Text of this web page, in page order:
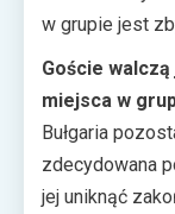
w grupie jest
Goście
miejsca w
Bułgaria
zdecydowana
jej uniknąć